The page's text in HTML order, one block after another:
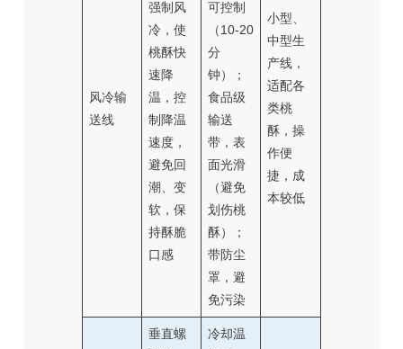
风冷输
送线
强制风
冷，使
桃酥快
速降
温，控
制降温
速度，
避免回
潮、变
软，保
持酥脆
口感
可控制
（10-20
分
钟）；
食品级
输送
带，表
面光滑
（避免
划伤桃
酥）；
带防尘
罩，避
免污染
小型、
中型生
产线，
适配各
类桃
酥，操
作便
捷，成
本较低
垂直螺
冷却温